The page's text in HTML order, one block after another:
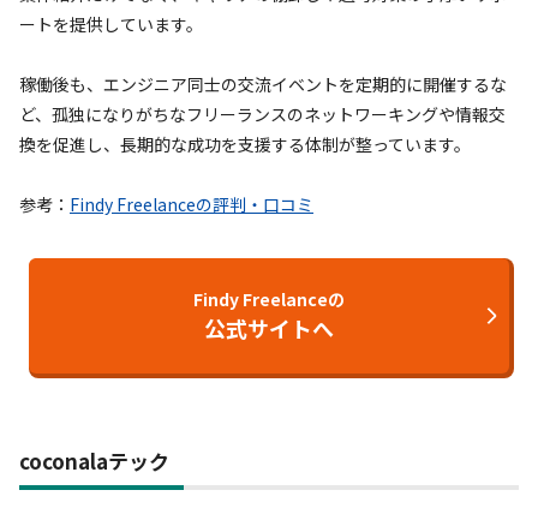
ートを提供しています。
稼働後も、エンジニア同士の交流イベントを定期的に開催するな
ど、孤独になりがちなフリーランスのネットワーキングや情報交
換を促進し、長期的な成功を支援する体制が整っています。
参考： Findy Freelanceの評判・口コミ
Findy Freelanceの
公式サイトへ
coconalaテック